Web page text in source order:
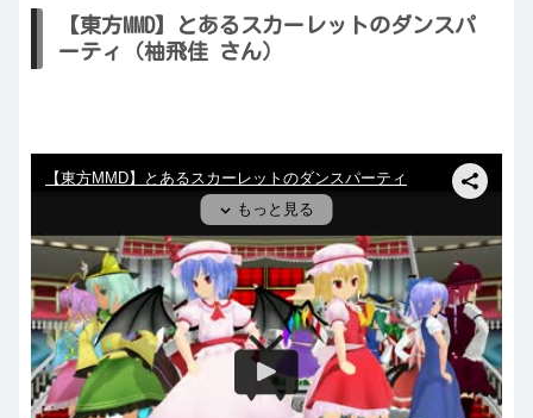
【東方MMD】とあるスカーレットのダンスパ
ーティ（柚飛佳 さん）